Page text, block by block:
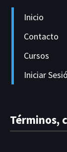
Inicio
Contacto
Cursos
Iniciar
Términos,